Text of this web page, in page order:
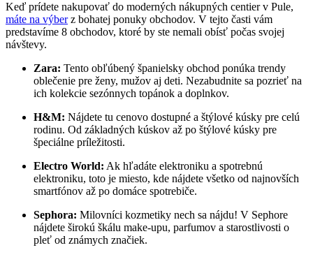
Keď prídete nakupovať do moderných nákupných centier v Pule,
máte na výberz bohatej ponuky obchodov. V tejto časti vám
predstavíme 8 obchodov, ktoré by ste nemali obísť počas svojej
návštevy.
Zara: Tento obľúbený španielsky obchod ponúka trendy
oblečenie pre ženy, mužov aj deti. Nezabudnite sa pozrieť na
ich kolekcie sezónnych topánok a doplnkov.
H&M: Nájdete tu cenovo dostupné a štýlové kúsky pre celú
rodinu. Od základných kúskov až po štýlové kúsky pre
špeciálne príležitosti.
Electro World: Ak hľadáte elektroniku a spotrebnú
elektroniku, toto je miesto, kde nájdete všetko od najnovších
smartfónov až po domáce spotrebiče.
Sephora: Milovníci kozmetiky nech sa nájdu! V Sephore
nájdete širokú škálu make-upu, parfumov a starostlivosti o
pleť od známych značiek.